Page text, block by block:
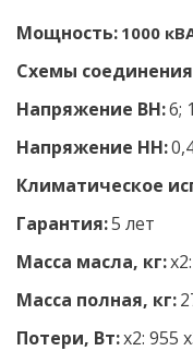
Мощность: 1000
Схемы
Напряжение ВН: 6;
Напряжение НН:
Климатическое
Гарантия: 5 лет
Масса масла, кг:
Масса полная, кг:
Потери, Вт: х2: 955